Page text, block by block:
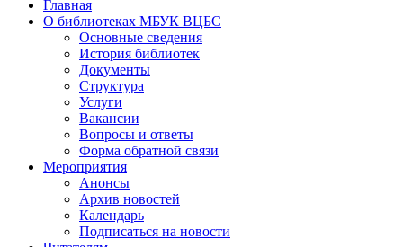
Главная
О библиотеках МБУК ВЦБС
Основные сведения
История библиотек
Документы
Структура
Услуги
Вакансии
Вопросы и ответы
Форма обратной связи
Мероприятия
Анонсы
Архив новостей
Календарь
Подписаться на новости